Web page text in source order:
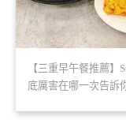
【三重早午餐推薦】
底厲害在哪一次告訴